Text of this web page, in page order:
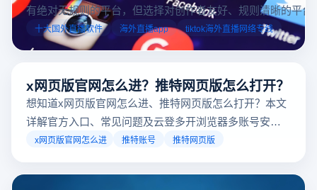
有绝对无规则的平台，但选择对创作者友好、规则清晰的平台
业工具规避风险，能显著降低封号概率。以下推荐十大国外
台，并结合云登多开浏览器的功能，详解如何安全高效运营。
十大国外直播软件 海外直播app tiktok海外直播网络专线
x网页版官网怎么进？推特网页版怎么打开？
想知道x网页版官网怎么进、推特网页版怎么打开？本文
详解官方入口、常见问题及云登多开浏览器多账号安全
访问方案，助你稳定登录高效运营。
x网页版官网怎么进 推特账号 推特网页版